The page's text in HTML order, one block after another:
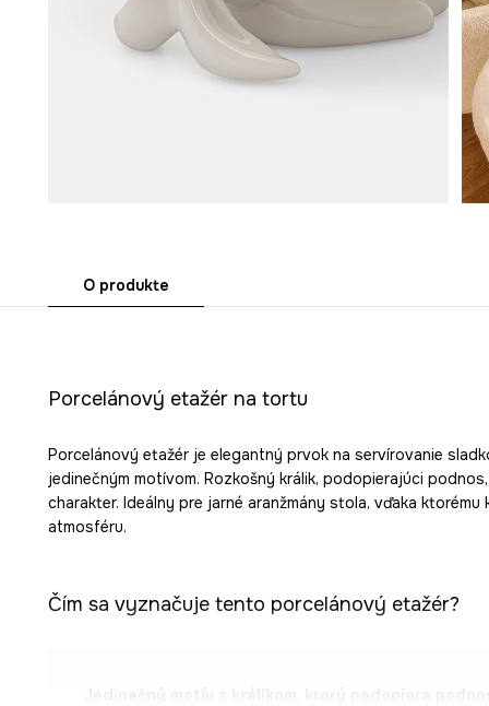
O produkte
Porcelánový etažér na tortu
Porcelánový etažér je elegantný prvok na servírovanie
jedinečným motívom. Rozkošný králik, podopierajúci
charakter. Ideálny pre jarné aranžmány stola, vďaka
atmosféru.
Čím sa vyznačuje tento porcelánový etažér?